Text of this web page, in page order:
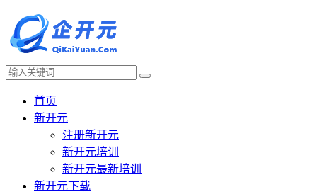
首页
新开元
注册新开元
新开元培训
新开元最新培训
新开元下载